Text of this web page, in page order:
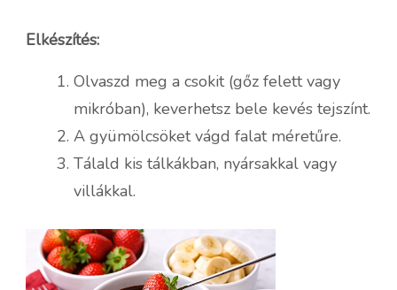
Elkészítés:
Olvaszd meg a csokit (gőz felett vagy
mikróban), keverhetsz bele kevés tejszínt.
A gyümölcsöket vágd falat méretűre.
Tálald kis tálkákban, nyársakkal vagy
villákkal.